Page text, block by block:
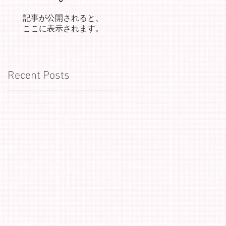
記事が公開されると、
ここに表示されます。
Recent Posts